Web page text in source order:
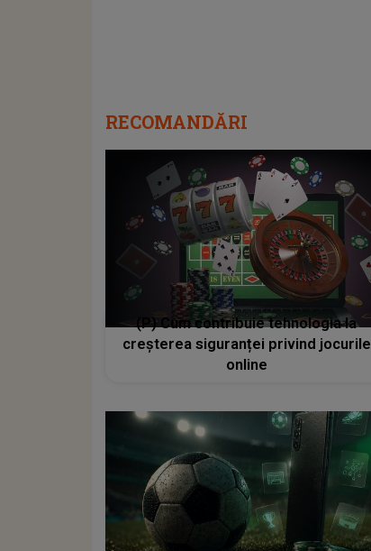
RECOMANDĂRI
(P) Cum contribuie tehnologia la
creșterea siguranței privind jocurile
online